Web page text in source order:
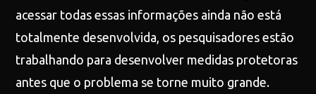
acessar todas essas informações ainda não está
totalmente desenvolvida, os pesquisadores estão
trabalhando para desenvolver medidas protetoras
antes que o problema se torne muito grande.